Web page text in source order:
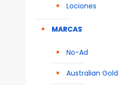
Lociones
MARCAS
No-Ad
Australian Gold